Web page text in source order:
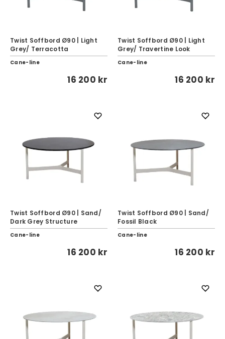
Twist Soffbord Ø90 | Light
Grey/ Terracotta
Cane-line
16 200 kr
Twist Soffbord Ø90 | Light
Grey/ Travertine Look
Cane-line
16 200 kr
Twist Soffbord Ø90 | Sand/
Dark Grey Structure
Cane-line
16 200 kr
Twist Soffbord Ø90 | Sand/
Fossil Black
Cane-line
16 200 kr